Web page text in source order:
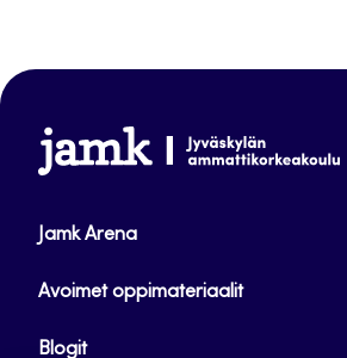
www.jamk.fi
Jamk Arena
Avoimet oppimateriaalit
Blogit